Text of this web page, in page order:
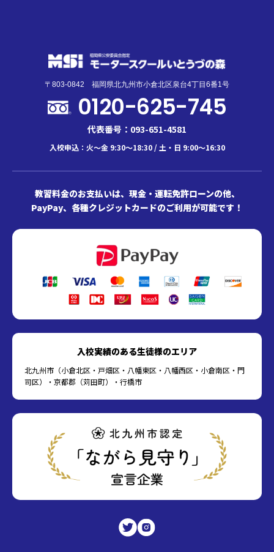
〒803-0842 福岡県北九州市小倉北区泉台4丁目6番1号
0120-625-745
代表番号：093-651-4581
入校申込：火～金 9:30～18:30 / 土・日 9:00～16:30
教習料金のお支払いは、現金・運転免許ローンの他、
PayPay、各種クレジットカードのご利用が可能です！
入校実績のある生徒様のエリア
北九州市（小倉北区・戸畑区・八幡東区・八幡西区・小倉南区・門
司区）・京都郡（苅田町）・行橋市